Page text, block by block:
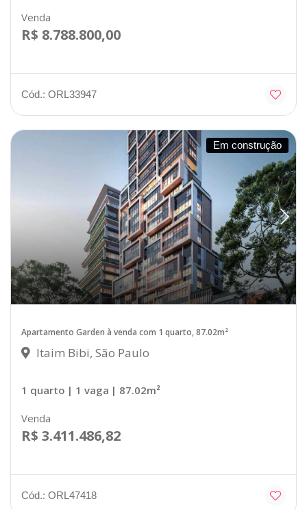
Venda
R$ 8.788.800,00
Cód.: ORL33947
Em construção
Apartamento Garden à venda com 1 quarto, 87.02m²
Itaim Bibi, São Paulo
1 quarto | 1 vaga | 87.02m²
Venda
R$ 3.411.486,82
Cód.: ORL47418